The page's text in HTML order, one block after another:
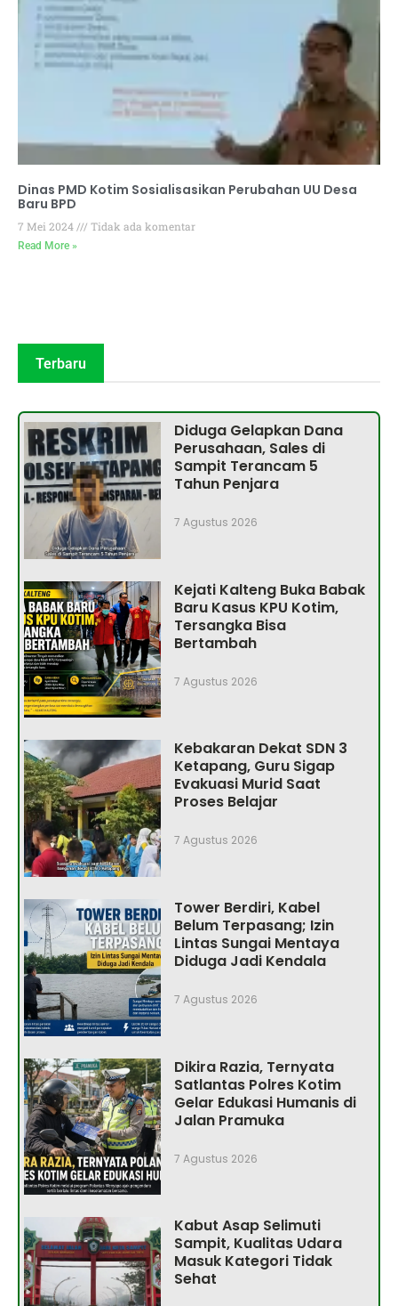
Dinas PMD Kotim Sosialisasikan Perubahan UU Desa
Baru BPD
7 Mei 2024 Tidak ada komentar
Read More »
Terbaru
Diduga Gelapkan Dana
Perusahaan, Sales di
Sampit Terancam 5
Tahun Penjara
7 Agustus 2026
Kejati Kalteng Buka Babak
Baru Kasus KPU Kotim,
Tersangka Bisa
Bertambah
7 Agustus 2026
Kebakaran Dekat SDN 3
Ketapang, Guru Sigap
Evakuasi Murid Saat
Proses Belajar
7 Agustus 2026
Tower Berdiri, Kabel
Belum Terpasang; Izin
Lintas Sungai Mentaya
Diduga Jadi Kendala
7 Agustus 2026
Dikira Razia, Ternyata
Satlantas Polres Kotim
Gelar Edukasi Humanis di
Jalan Pramuka
7 Agustus 2026
Kabut Asap Selimuti
Sampit, Kualitas Udara
Masuk Kategori Tidak
Sehat